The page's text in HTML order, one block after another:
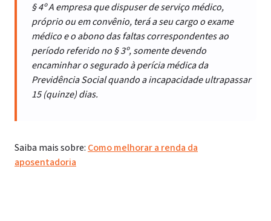
§ 4º A empresa que dispuser de serviço médico,
próprio ou em convênio, terá a seu cargo o exame
médico e o abono das faltas correspondentes ao
período referido no § 3º, somente devendo
encaminhar o segurado à perícia médica da
Previdência Social quando a incapacidade ultrapassar
15 (quinze) dias.
Saiba mais sobre: Como melhorar a renda da
aposentadoria